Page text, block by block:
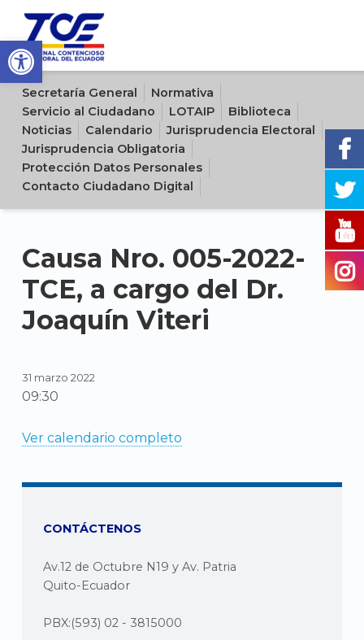
Open toolbar
Sitio oficial del Tribunal Contencioso Electoral del Ecuador
Secretaría General
Normativa
Servicio al Ciudadano
LOTAIP
Biblioteca
Noticias
Calendario
Jurisprudencia Electoral
Jurisprudencia Obligatoria
Protección Datos Personales
Contacto Ciudadano Digital
Causa Nro. 005-2022-
TCE, a cargo del Dr.
Joaquín Viteri
31 marzo 2022
09:30
Ver calendario completo
CONTÁCTENOS
Av.12 de Octubre N19 y Av. Patria
Quito-Ecuador
PBX:(593) 02 - 3815000